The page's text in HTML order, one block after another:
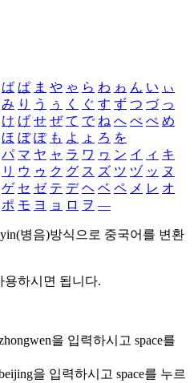
ば ぱ ま や ゃ ら わ ゎ ん い ぃ
み り う ぅ く ぐ す ず つ づ っ
け げ せ ぜ て で ね へ べ ぺ め
ほ ぼ ぽ も よ ょ ろ を
パ マ ヤ ャ ラ ワ ヮ ン イ ィ キ
リ ウ ゥ ク グ ス ズ ツ ヅ ッ ヌ
ゲ セ ゼ テ デ ヘ ベ ペ メ レ オ
ポ モ ヨ ョ ロ ヲ ―
병음)방식으로 중국어를 변환
용하시면 됩니다.
을 입력하시고 space를
을 입력하시고 space를 누르